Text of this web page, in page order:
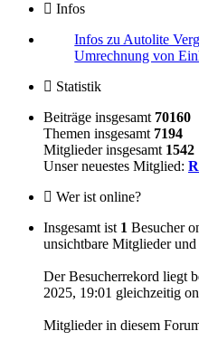
Infos
Infos zu Autolite
Umrechnung von
Statistik
Beiträge insgesamt 70160
Themen insgesamt 7194
Mitglieder insgesamt 1542
Unser neuestes Mitglied:
Wer ist online?
Insgesamt ist 1 Besucher
unsichtbare Mitglieder und
Der Besucherrekord liegt
2025, 19:01 gleichzeitig
Mitglieder in diesem